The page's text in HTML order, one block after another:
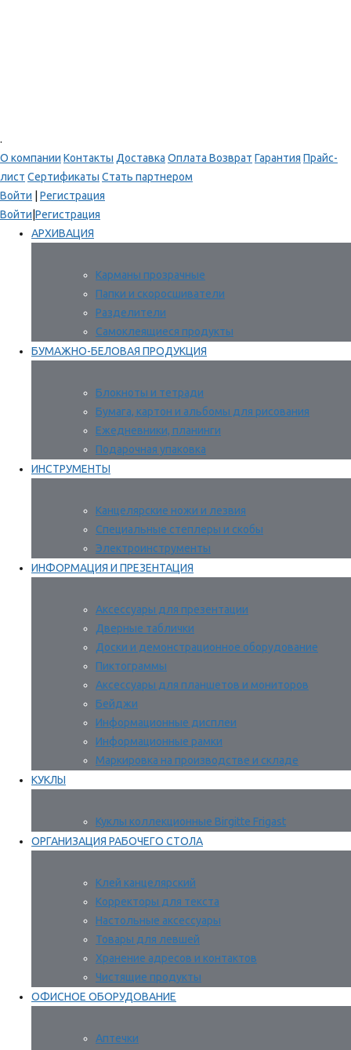
.
О компании Контакты Доставка Оплата Возврат Гарантия Прайс-
лист Сертификаты Стать партнером
Войти
Регистрация
Войти Регистрация
АРХИВАЦИЯ
Карманы прозрачные
Папки и скоросшиватели
Разделители
Самоклеящиеся продукты
БУМАЖНО-БЕЛОВАЯ ПРОДУКЦИЯ
Блокноты и тетради
Бумага, картон и альбомы для рисования
Ежедневники, планинги
Подарочная упаковка
ИНСТРУМЕНТЫ
Канцелярские ножи и лезвия
Специальные степлеры и скобы
Электроинструменты
ИНФОРМАЦИЯ И ПРЕЗЕНТАЦИЯ
Аксессуары для презентации
Дверные таблички
Доски и демонстрационное оборудование
Пиктограммы
Аксессуары для планшетов и мониторов
Бейджи
Информационные дисплеи
Информационные рамки
Маркировка на производстве и складе
КУКЛЫ
Куклы коллекционные Birgitte Frigast
ОРГАНИЗАЦИЯ РАБОЧЕГО СТОЛА
Клей канцелярский
Корректоры для текста
Настольные аксессуары
Товары для левшей
Хранение адресов и контактов
Чистящие продукты
ОФИСНОЕ ОБОРУДОВАНИЕ
Аптечки